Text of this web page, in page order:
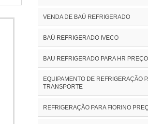
em
é
e
VENDA DE BAÚ REFRIGERADO
BAÚ REFRIGERADO IVECO
BAU REFRIGERADO PARA HR PREÇO
EQUIPAMENTO DE REFRIGERAÇÃO
TRANSPORTE
REFRIGERAÇÃO PARA FIORINO